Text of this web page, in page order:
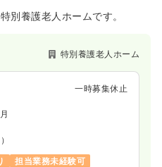
別養護老人ホームです。
特別養護老人ホーム
一時募集休止
担当業務未経験可